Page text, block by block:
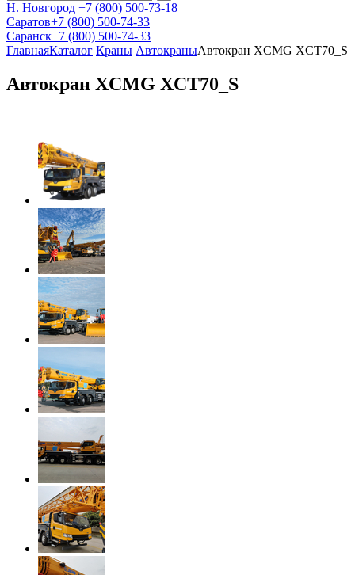
Н. Новгород +7 (800) 500-73-18
Саратов+7 (800) 500-74-33
Саранск+7 (800) 500-74-33
ГлавнаяКаталог Краны АвтокраныАвтокран XCMG XCT70_S
Автокран XCMG XCT70_S